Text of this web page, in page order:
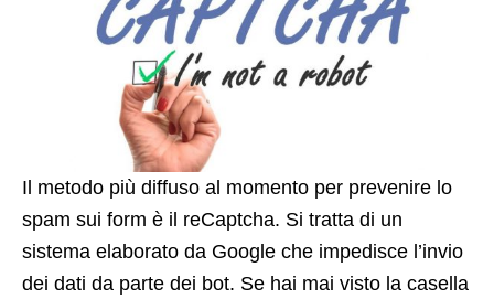
Il metodo più diffuso al momento per prevenire lo
spam sui form è il reCaptcha. Si tratta di un
sistema elaborato da Google che impedisce l’invio
dei dati da parte dei bot. Se hai mai visto la casella